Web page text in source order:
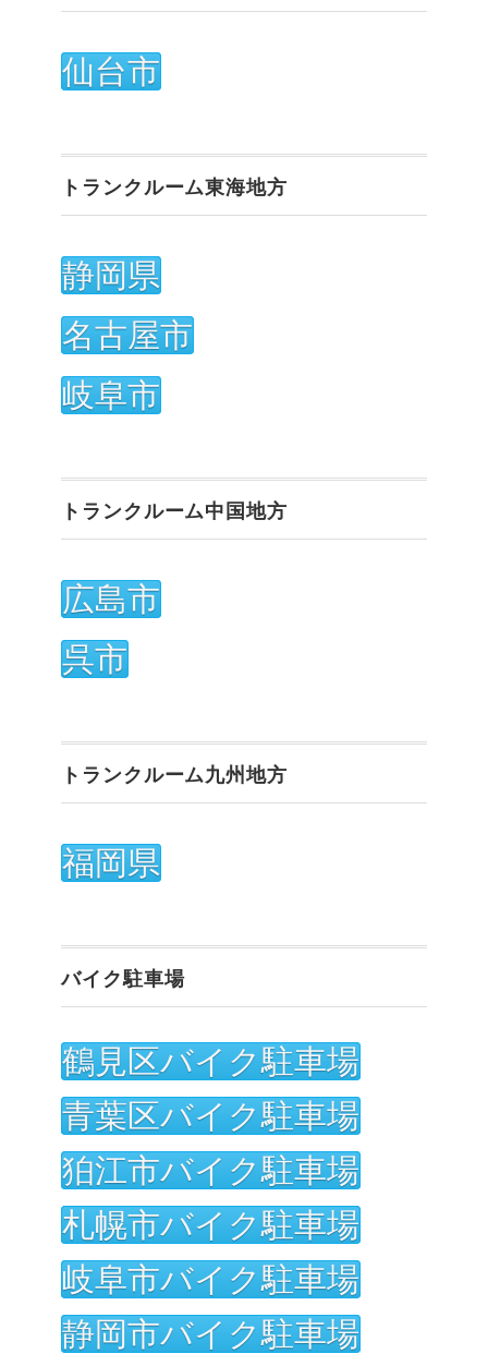
仙台市
トランクルーム東海地方
静岡県
名古屋市
岐阜市
トランクルーム中国地方
広島市
呉市
トランクルーム九州地方
福岡県
バイク駐車場
鶴見区バイク駐車場
青葉区バイク駐車場
狛江市バイク駐車場
札幌市バイク駐車場
岐阜市バイク駐車場
静岡市バイク駐車場